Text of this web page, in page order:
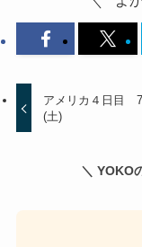
アメリカ４日目 7
(土)
＼ YOKO